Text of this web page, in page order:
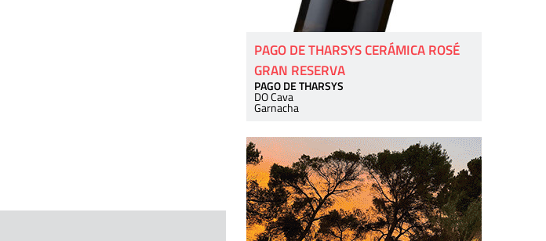
PAGO DE THARSYS CERÁMICA ROSÉ
GRAN RESERVA
PAGO DE THARSYS
DO Cava
Garnacha